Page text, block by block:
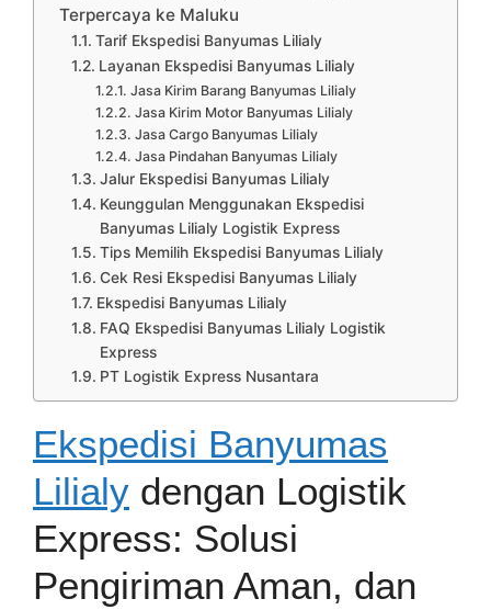
Terpercaya ke Maluku
Tarif Ekspedisi Banyumas Lilialy
Layanan Ekspedisi Banyumas Lilialy
Jasa Kirim Barang Banyumas Lilialy
Jasa Kirim Motor Banyumas Lilialy
Jasa Cargo Banyumas Lilialy
Jasa Pindahan Banyumas Lilialy
Jalur Ekspedisi Banyumas Lilialy
Keunggulan Menggunakan Ekspedisi
Banyumas Lilialy Logistik Express
Tips Memilih Ekspedisi Banyumas Lilialy
Cek Resi Ekspedisi Banyumas Lilialy
Ekspedisi Banyumas Lilialy
FAQ Ekspedisi Banyumas Lilialy Logistik
Express
PT Logistik Express Nusantara
Ekspedisi Banyumas
Lilialy dengan Logistik
Express: Solusi
Pengiriman Aman, dan